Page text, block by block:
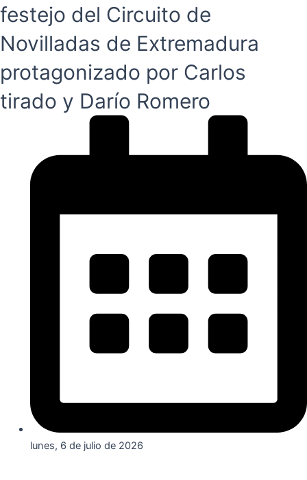
festejo del Circuito de
Novilladas de Extremadura
protagonizado por Carlos
tirado y Darío Romero
lunes, 6 de julio de 2026